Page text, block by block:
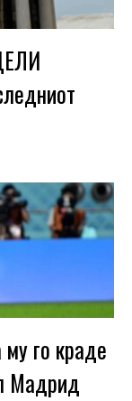
го краде
Мадрид